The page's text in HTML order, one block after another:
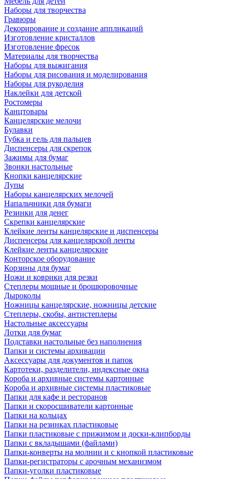
Наборы для творчества
Гравюры
Декорирование и создание аппликаций
Изготовление кристаллов
Изготовление фресок
Материалы для творчества
Наборы для выжигания
Наборы для рисования и моделирования
Наборы для рукоделия
Наклейки для детской
Ростомеры
Канцтовары
Канцелярские мелочи
Булавки
Губка и гель для пальцев
Диспенсеры для скрепок
Зажимы для бумаг
Звонки настольные
Кнопки канцелярские
Лупы
Наборы канцелярских мелочей
Напальчники для бумаги
Резинки для денег
Скрепки канцелярские
Клейкие ленты канцелярские и диспенсеры
Диспенсеры для канцелярской ленты
Клейкие ленты канцелярские
Конторское оборудование
Корзины для бумаг
Ножи и коврики для резки
Степлеры мощные и брошюровочные
Дыроколы
Ножницы канцелярские, ножницы детские
Степлеры, скобы, антистеплеры
Настольные аксессуары
Лотки для бумаг
Подставки настольные без наполнения
Папки и системы архивации
Аксессуары для документов и папок
Картотеки, разделители, индексные окна
Короба и архивные системы картонные
Короба и архивные системы пластиковые
Папки для кафе и ресторанов
Папки и скоросшиватели картонные
Папки на кольцах
Папки на резинках пластиковые
Папки пластиковые с прижимом и доски-клипборды
Папки с вкладышами (файлами)
Папки-конверты на молнии и с кнопкой пластиковые
Папки-регистраторы с арочным механизмом
Папки-уголки пластиковые